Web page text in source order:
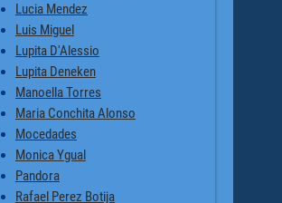
Lucia Mendez
Luis Miguel
Lupita D'Alessio
Lupita Deneken
Manoella Torres
Maria Conchita Alonso
Mocedades
Monica Ygual
Pandora
Rafael Perez Botija